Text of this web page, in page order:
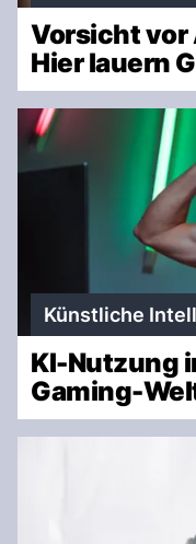
Vorsicht
Hier lauern
Künstliche
KI-Nutzung
Gaming-